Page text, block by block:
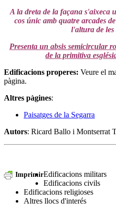
A la dreta de la façana s'aixeca
cos únic amb quatre arcades
l'altura de les
Presenta un absis semicircular
de la primitiva
Edificacions properes: Veure el
pàgina.
Altres pàgines:
Paisatges de la Segarra
Autors: Ricard Ballo i Montserrat
ImprimirEdificacions militars
Edificacions civils
Edificacions religioses
Altres llocs d'interés